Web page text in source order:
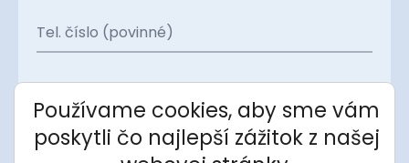
Tel. číslo (povinné)
Projekt
Používame cookies, aby sme vám
poskytli čo najlepší zážitok z našej